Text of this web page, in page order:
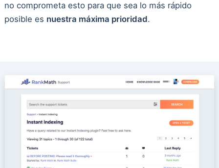
no comprometa esto para que sea lo más rápido
posible es nuestra máxima prioridad.